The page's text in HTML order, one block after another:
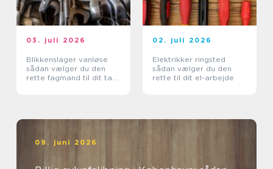
03. juli 2026
Blikkenslager vanløse
sådan vælger du den
rette fagmand til dit tag
02. juli 2026
Elektrikker ringsted
sådan vælger du den
rette til dit el-arbejde
09. juni 2026